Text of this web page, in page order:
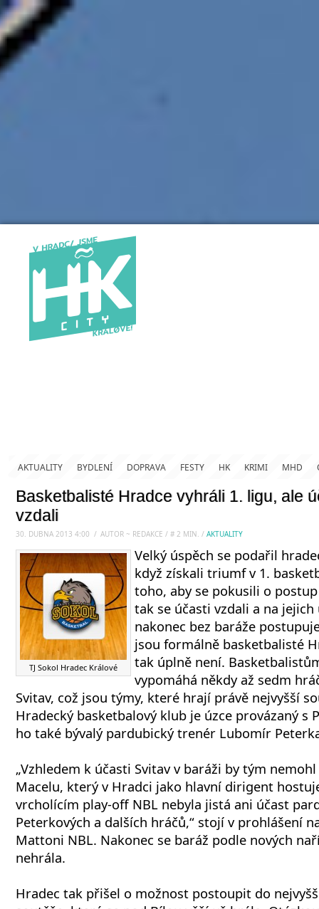
AKTUALITY BYDLENÍ DOPRAVA FESTY HK KRIMI MHD
Basketbalisté Hradce vyhráli 1. ligu, ale
vzdali
30. DUBNA 2013 4:00 / AUTOR ~ REDAKCE / # 2 MIN. / AKTUALITY
TJ Sokol Hradec Králové
Velký úspěch se podařil
když získali triumf v 1.
toho, aby se pokusili o
tak se účasti vzdali a na
nakonec bez baráže
jsou formálně basketbalisté
tak úplně není.
vypomáhá někdy až sedm
Svitav, což jsou týmy, které hrají právě nejvyšší
Hradecký basketbalový klub je úzce provázaný s
ho také bývalý pardubický trenér Lubomír
„Vzhledem k účasti Svitav v baráži by tým
Macelu, který v Hradci jako hlavní dirigent
vrcholícím play-off NBL nebyla jistá ani účast
Peterkových a dalších hráčů,“ stojí v prohlášení
Mattoni NBL. Nakonec se baráž podle nových
nehrála.
Hradec tak přišel o možnost postoupit do